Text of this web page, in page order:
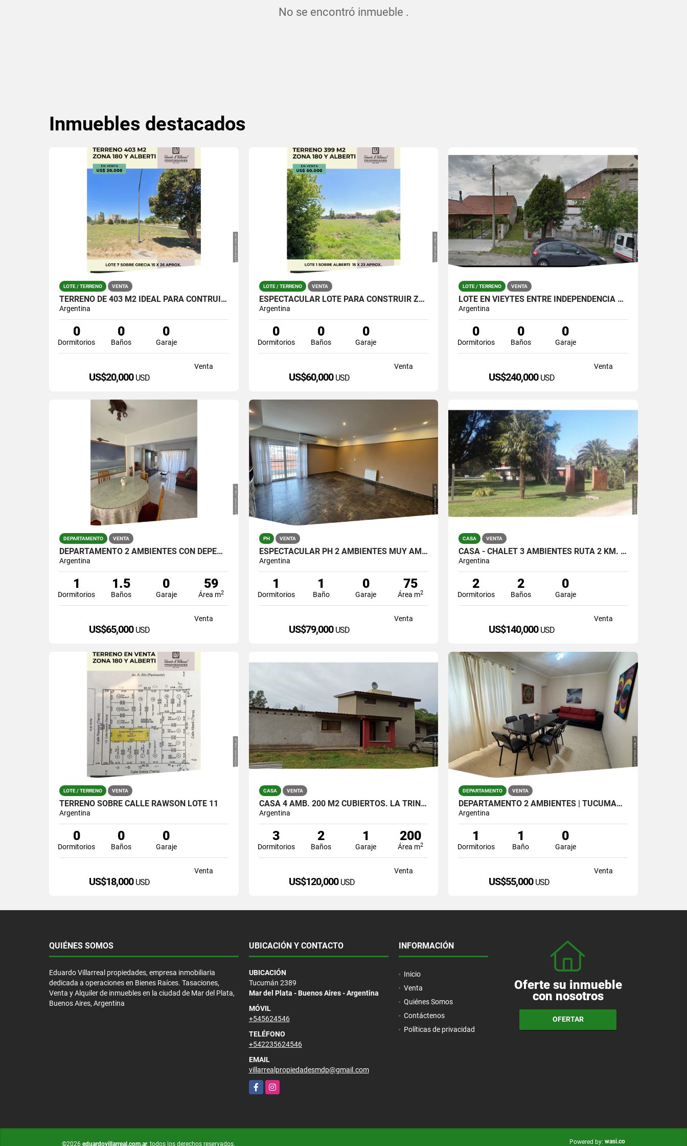
No se encontró inmueble .
Inmuebles destacados
LOTE / TERRENO VENTA
TERRENO DE 403 M2 IDEAL PARA CONTRUIR GRECIA Y ALBERTI LOTE 7
Argentina
0
Dormitorios
0
Baños
0
Garaje
Venta
US$20,000 USD
LOTE / TERRENO VENTA
ESPECTACULAR LOTE PARA CONSTRUIR ZONA 180 Y ALBERTI LOTE 1
Argentina
0
Dormitorios
0
Baños
0
Garaje
Venta
US$60,000 USD
LOTE / TERRENO VENTA
LOTE EN VIEYTES ENTRE INDEPENDENCIA Y SALTA DE 345 MT2
Argentina
0
Dormitorios
0
Baños
0
Garaje
Venta
US$240,000 USD
DEPARTAMENTO VENTA
DEPARTAMENTO 2 AMBIENTES CON DEPENDENCIA | TUCUMÁN 2500, PISO 10°
Argentina
1
Dormitorios
1.5
Baños
0
Garaje
59
Área m2
Venta
US$65,000 USD
PH VENTA
ESPECTACULAR PH 2 AMBIENTES MUY AMPLIOS EN BARRIO PERALTA RAMOS OESTE
Argentina
1
Dormitorios
1
Baño
0
Garaje
75
Área m2
Venta
US$79,000 USD
CASA VENTA
CASA - CHALET 3 AMBIENTES RUTA 2 KM. 391
Argentina
2
Dormitorios
2
Baños
0
Garaje
Venta
US$140,000 USD
LOTE / TERRENO VENTA
TERRENO SOBRE CALLE RAWSON LOTE 11
Argentina
0
Dormitorios
0
Baños
0
Garaje
Venta
US$18,000 USD
CASA VENTA
CASA 4 AMB. 200 M2 CUBIERTOS. LA TRINIDAD. U$S 120000
Argentina
3
Dormitorios
2
Baños
1
Garaje
200
Área m2
Venta
US$120,000 USD
DEPARTAMENTO VENTA
DEPARTAMENTO 2 AMBIENTES | TUCUMÁN 2300, PLAZA COLÓN
Argentina
1
Dormitorios
1
Baño
0
Garaje
Venta
US$55,000 USD
QUIÉNES SOMOS
Eduardo Villarreal propiedades, empresa inmobiliaria
dedicada a operaciones en Bienes Raíces. Tasaciones,
Venta y Alquiler de inmuebles en la ciudad de Mar del Plata,
Buenos Aires, Argentina
UBICACIÓN Y CONTACTO
UBICACIÓN
Tucumán 2389
Mar del Plata - Buenos Aires - Argentina
MÓVIL
+545624546
TELÉFONO
+542235624546
EMAIL
villarrealpropiedadesmdp@gmail.com
FacebookInstagram
INFORMACIÓN
Inicio
Venta
Quiénes Somos
Contáctenos
Políticas de privacidad
Oferte su inmueble
con nosotros
OFERTAR
©2026 eduardovillarreal.com.ar, todos los derechos reservados. Powered by: wasi.co